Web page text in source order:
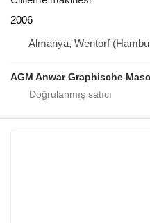
2006
Almanya, Wentorf
AGM Anwar Graphische